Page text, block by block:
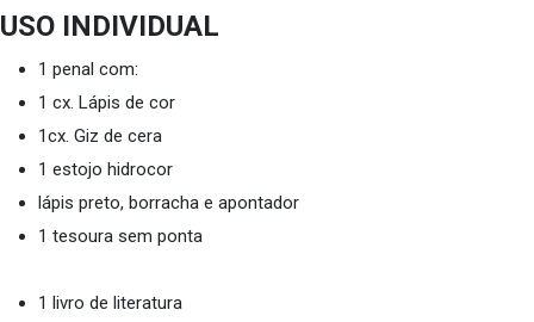
USO INDIVIDUAL
1 penal com:
1 cx. Lápis de cor
1cx. Giz de cera
1 estojo hidrocor
lápis preto, borracha e apontador
1 tesoura sem ponta
1 livro de literatura